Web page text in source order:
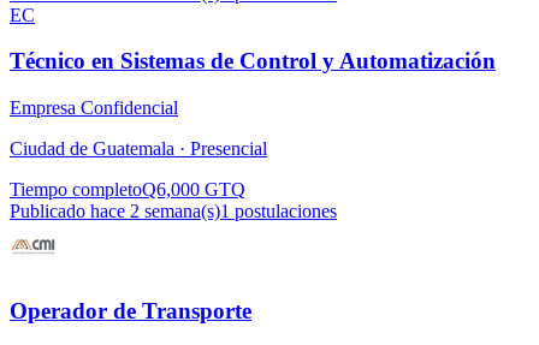
EC
Técnico en Sistemas de Control y Automatización
Empresa Confidencial
Ciudad de Guatemala · Presencial
Tiempo completoQ6,000 GTQ
Publicado hace 2 semana(s)1 postulaciones
Operador de Transporte